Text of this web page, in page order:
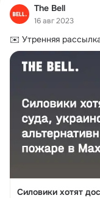
The Bell
16 авг 2023
✉️ Утренняя
Силовики хотят